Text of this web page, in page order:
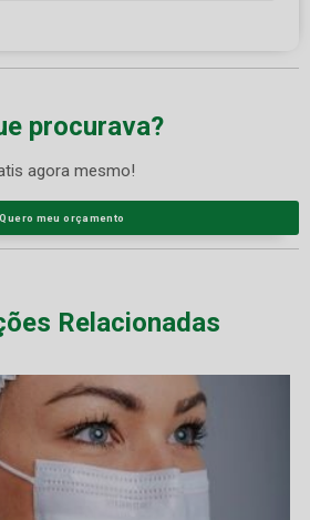
procurava?
agora mesmo!
Quero meu orçamento
Relacionadas